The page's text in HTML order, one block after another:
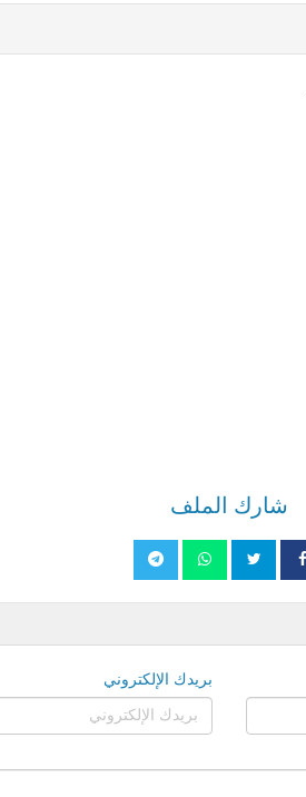
شارك الملف
بريدك الإلكتروني